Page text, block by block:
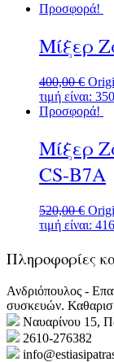
Προσφορά!
Μίξερ
400,00€
τιμή είναι:
Προσφορά!
Μίξερ
CS-B7A
520,00€
τιμή είναι:
Πληροφορίες
Ανδριόπουλος -
συσκευών.
Ναυαρίνου 15,
2610-276382